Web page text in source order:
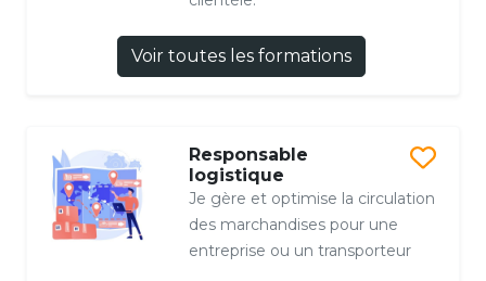
Voir toutes les formations
Responsable
logistique
Je gère et optimise la circulation
des marchandises pour une
entreprise ou un transporteur